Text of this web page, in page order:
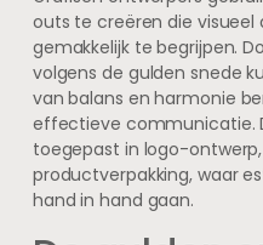
outs te creëren die visueel
gemakkelijk te begrijpen.
volgens de gulden snede
van balans en harmonie
effectieve communicatie.
toegepast in logo-
productverpakking, waar
hand in hand gaan.